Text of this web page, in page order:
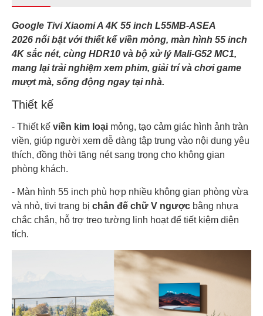
Google Tivi Xiaomi A 4K 55 inch L55MB‑ASEA
2026 nổi bật với thiết kế viền mỏng, màn hình 55 inch
4K sắc nét, cùng HDR10 và bộ xử lý Mali‑G52 MC1,
mang lại trải nghiệm xem phim, giải trí và chơi game
mượt mà, sống động ngay tại nhà.
Thiết kế
- Thiết kế viền kim loại mỏng, tạo cảm giác hình ảnh tràn
viền, giúp người xem dễ dàng tập trung vào nội dung yêu
thích, đồng thời tăng nét sang trọng cho không gian
phòng khách.
- Màn hình 55 inch phù hợp nhiều không gian phòng vừa
và nhỏ, tivi trang bị chân đế chữ V ngược bằng nhựa
chắc chắn, hỗ trợ treo tường linh hoạt để tiết kiệm diện
tích.